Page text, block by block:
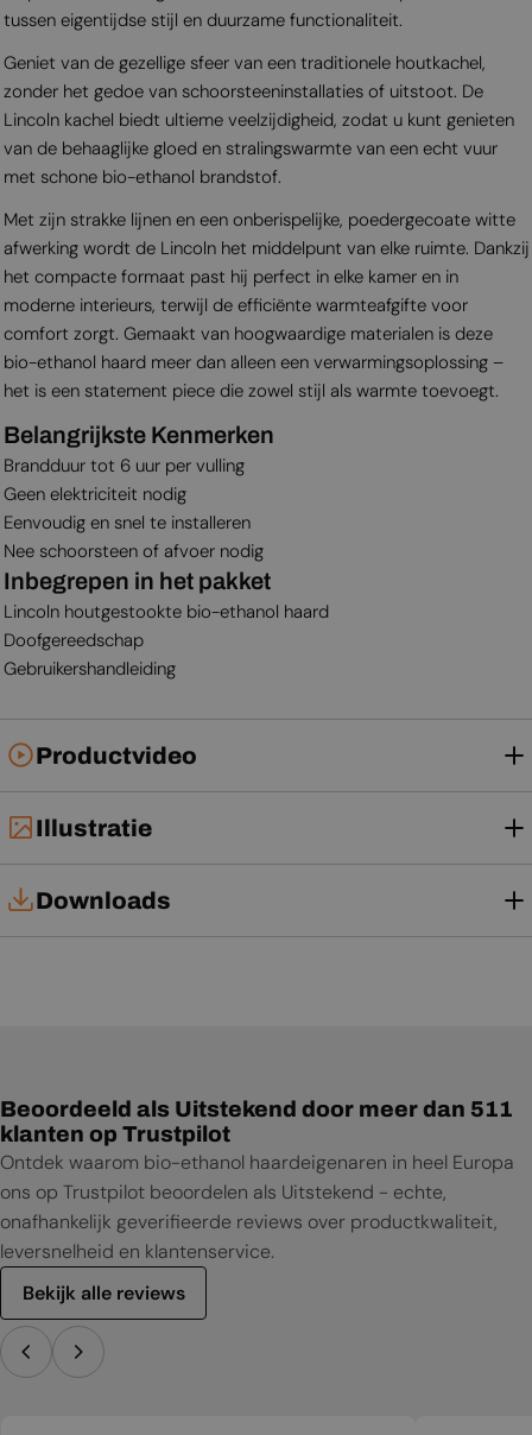
tussen eigentijdse stijl en duurzame functionaliteit.
Geniet van de gezellige sfeer van een traditionele houtkachel,
zonder het gedoe van schoorsteeninstallaties of uitstoot. De
Lincoln kachel biedt ultieme veelzijdigheid, zodat u kunt genieten
van de behaaglijke gloed en stralingswarmte van een echt vuur
met schone bio-ethanol brandstof.
Met zijn strakke lijnen en een onberispelijke, poedergecoate witte
afwerking wordt de Lincoln het middelpunt van elke ruimte. Dankzij
het compacte formaat past hij perfect in elke kamer en in
moderne interieurs, terwijl de efficiënte warmteafgifte voor
comfort zorgt. Gemaakt van hoogwaardige materialen is deze
bio-ethanol haard meer dan alleen een verwarmingsoplossing –
het is een statement piece die zowel stijl als warmte toevoegt.
Belangrijkste Kenmerken
Brandduur tot 6 uur per vulling
Geen elektriciteit nodig
Eenvoudig en snel te installeren
Nee schoorsteen of afvoer nodig
Inbegrepen in het pakket
Lincoln houtgestookte bio-ethanol haard
Doofgereedschap
Gebruikershandleiding
Productvideo
Illustratie
Downloads
Beoordeeld als Uitstekend door meer dan 511
klanten op Trustpilot
Ontdek waarom bio-ethanol haardeigenaren in heel Europa
ons op Trustpilot beoordelen als Uitstekend - echte,
onafhankelijk geverifieerde reviews over productkwaliteit,
leversnelheid en klantenservice.
Bekijk alle reviews